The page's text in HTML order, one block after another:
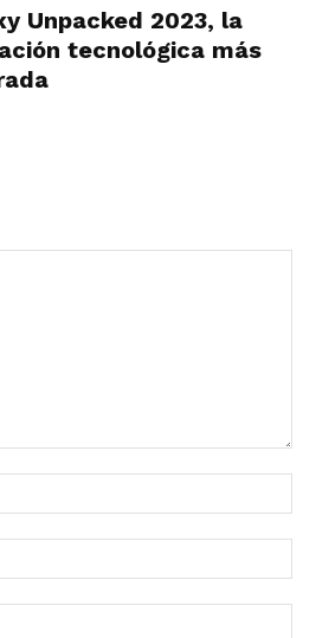
Unpacked 2023, la
tecnológica más